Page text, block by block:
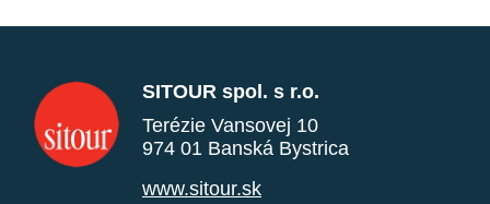
SITOUR spol. s r.o.
Terézie Vansovej 10
974 01 Banská Bystrica
www.sitour.sk